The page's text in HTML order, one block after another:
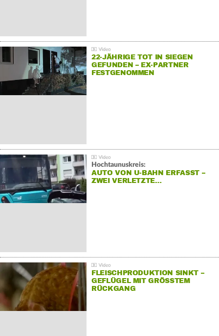
22-JÄHRIGE TOT IN SIEGEN
GEFUNDEN – EX-PARTNER
FESTGENOMMEN
Hochtaunuskreis:
AUTO VON U-BAHN ERFASST –
ZWEI VERLETZTE…
FLEISCHPRODUKTION SINKT –
GEFLÜGEL MIT GRÖSSTEM R
ÜCKGANG